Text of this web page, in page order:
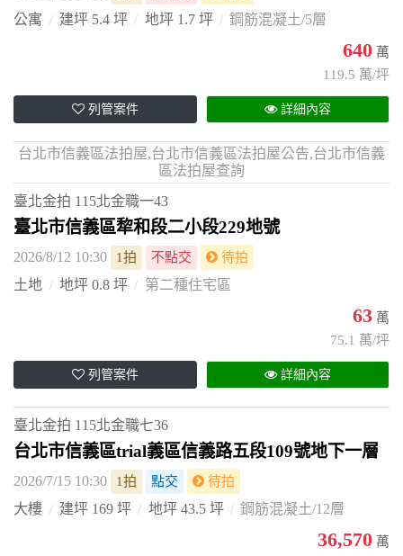
公寓 建坪 5.4 坪 地坪 1.7 坪 鋼筋混凝土/5層
640 萬
119.5 萬/坪
列管案件 詳細內容
台北市信義區法拍屋,台北市信義區法拍屋公告,台北市信義
區法拍屋查詢
臺北金拍 115北金職一43
臺北市信義區犂和段二小段229地號
2026/8/12 10:30 1拍 不點交 待拍
土地 地坪 0.8 坪 第二種住宅區
63 萬
75.1 萬/坪
列管案件 詳細內容
臺北金拍 115北金職七36
台北市信義區trial義區信義路五段109號地下一層
2026/7/15 10:30 1拍 點交 待拍
大樓 建坪 169 坪 地坪 43.5 坪 鋼筋混凝土/12層
36,570 萬